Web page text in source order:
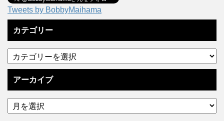
Tweets by BobbyMaihama
カテゴリー
アーカイブ